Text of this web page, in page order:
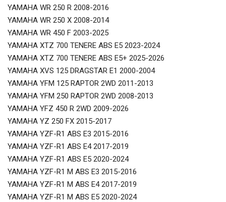
YAMAHA WR 250 R 2008-2016
YAMAHA WR 250 X 2008-2014
YAMAHA WR 450 F 2003-2025
YAMAHA XTZ 700 TENERE ABS E5 2023-2024
YAMAHA XTZ 700 TENERE ABS E5+ 2025-2026
YAMAHA XVS 125 DRAGSTAR E1 2000-2004
YAMAHA YFM 125 RAPTOR 2WD 2011-2013
YAMAHA YFM 250 RAPTOR 2WD 2008-2013
YAMAHA YFZ 450 R 2WD 2009-2026
YAMAHA YZ 250 FX 2015-2017
YAMAHA YZF-R1 ABS E3 2015-2016
YAMAHA YZF-R1 ABS E4 2017-2019
YAMAHA YZF-R1 ABS E5 2020-2024
YAMAHA YZF-R1 M ABS E3 2015-2016
YAMAHA YZF-R1 M ABS E4 2017-2019
YAMAHA YZF-R1 M ABS E5 2020-2024